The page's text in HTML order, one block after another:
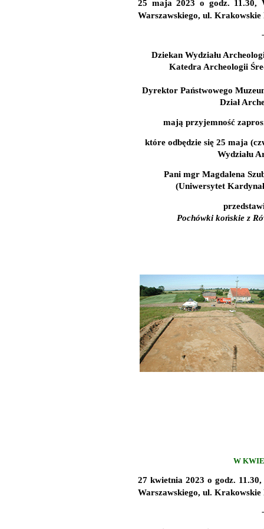
25 maja 2023 o godz. 11.30,
Warszawskiego, ul. Krakowskie
Dziekan Wydziału
Katedra Archeologii
Dyrektor Państwowego
Dział
mają przyjemność
które odbędzie się 25 maja
Wydziału
Pani mgr Magdalena
(Uniwersytet
Pochówki końskie z
W
27 kwietnia 2023 o godz. 11.30,
Warszawskiego, ul. Krakowskie